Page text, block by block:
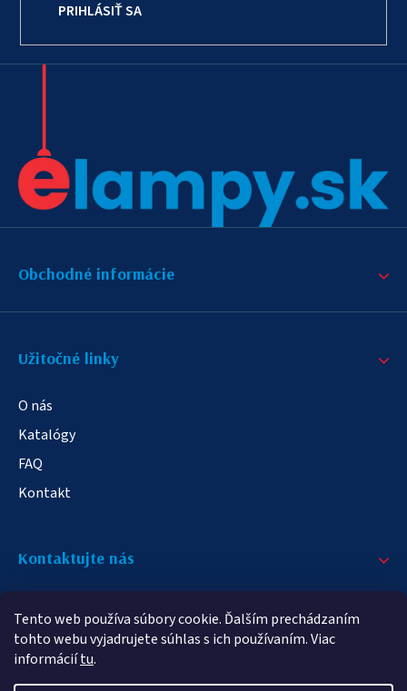
Tento web používa súbory cookie. Ďalším prechádzaním
tohto webu vyjadrujete súhlas s ich používaním. Viac
informáciítu.
PRIHLÁSIŤ SA
Obchodné informácie
Užitočné linky
O nás
Katalógy
FAQ
Kontakt
Kontaktujte nás
info@elampa.sk